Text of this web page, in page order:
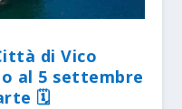
di Vico
al 5 settembre
🗓